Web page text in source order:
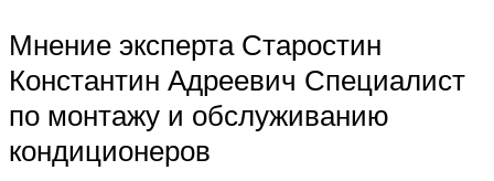
Мнение эксперта Старостин
Константин Адреевич Специалист
по монтажу и обслуживанию
кондиционеров